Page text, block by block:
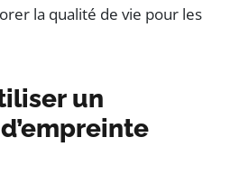
la qualité de vie pour les
un